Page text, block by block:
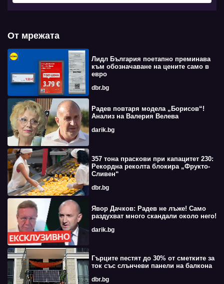
От мрежата
Лидл България поетапно преминава
към обозначаване на цените само в
евро
dbr.bg
Радев повтаря модела „Борисов“!
Анализ на Валерия Велева
darik.bg
357 тона праскови при капацитет 230:
Рекордна реколта блокира „Фрукто-
Сливен“
dbr.bg
Явор Дачков: Радев не лъже! Само
раздухват много скандали около него!
darik.bg
Гърците пестят до 30% от сметките за
ток със слънчеви панели на балкона
dbr.bg